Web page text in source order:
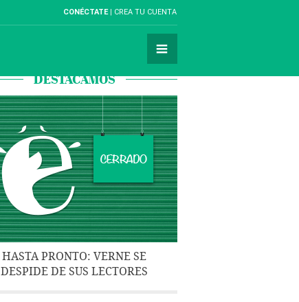
CONÉCTATE CREA TU CUENTA
DESTACAMOS
HASTA PRONTO: VERNE SE
DESPIDE DE SUS LECTORES